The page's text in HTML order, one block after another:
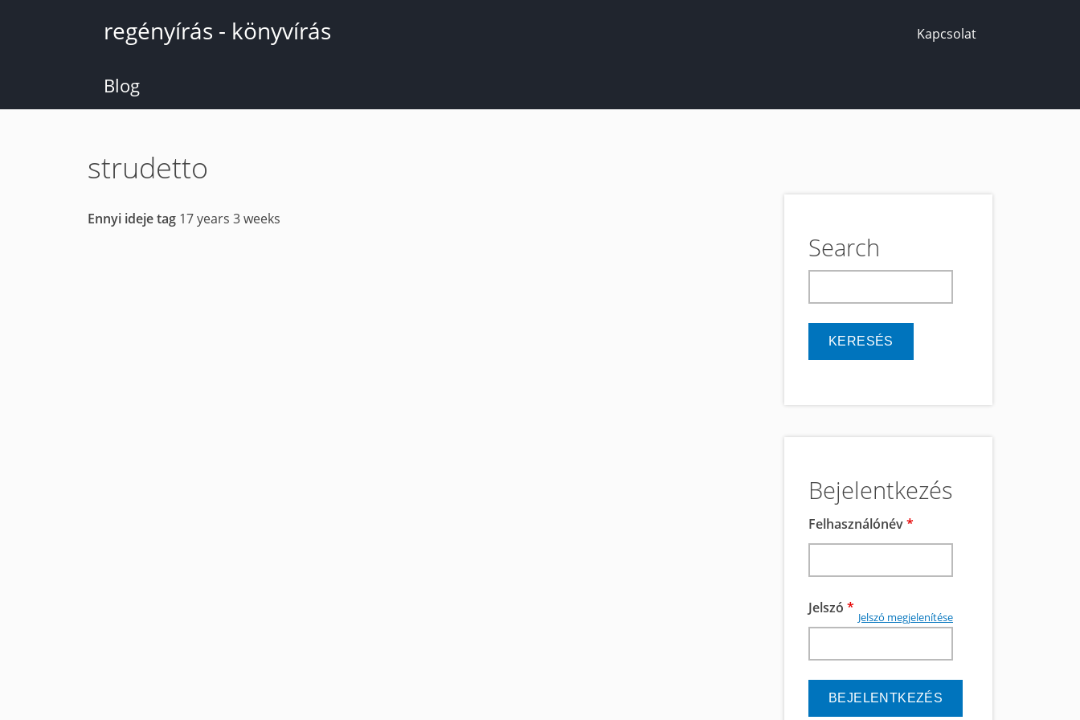
regényírás - könyvírás Kapcsolat
Blog
strudetto
Ennyi ideje tag 17 years 3 weeks
Search
Bejelentkezés
Felhasználónév*
Jelszó *
Jelszó megjelenítése